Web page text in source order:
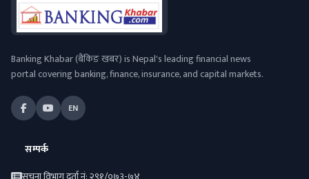
Banking Khabar (बैंकिङ खबर) is Nepal's leading financial news
portal covering banking, finance, insurance, and capital markets.
EN
सम्पर्क